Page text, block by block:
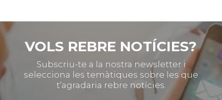
VOLS REBRE NOTÍCIES?
Subscriu-te a la nostra newsletter i
selecciona les temàtiques sobre les que
t’agradaria rebre notícies.